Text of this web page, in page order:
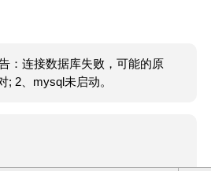
：连接数据库失败，可能的原
; 2、mysql未启动。